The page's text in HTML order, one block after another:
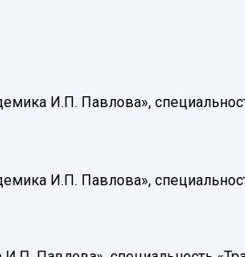
И.П. Павлова»,
И.П. Павлова»,